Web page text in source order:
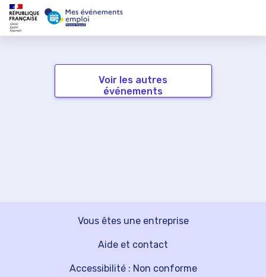
Voir les autres
événements
Vous êtes une entreprise
Aide et contact
Accessibilité : Non conforme